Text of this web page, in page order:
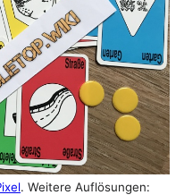
. Weitere Auflösungen: